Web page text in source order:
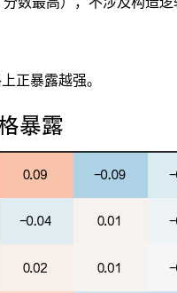
正暴露越强。